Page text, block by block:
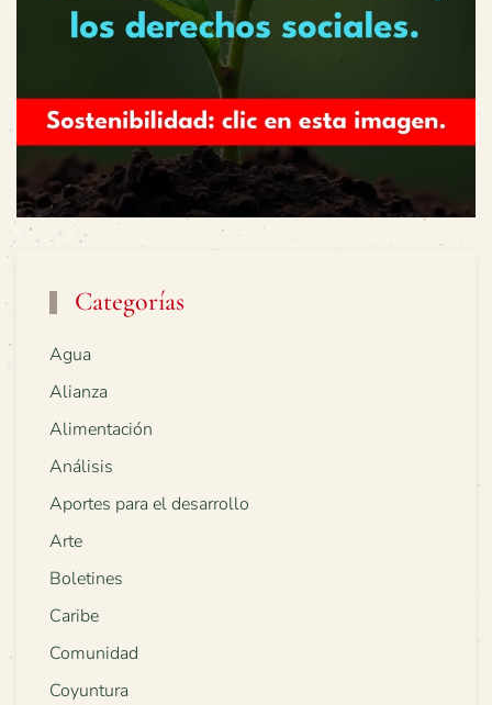
Categorías
Agua
Alianza
Alimentación
Análisis
Aportes para el desarrollo
Arte
Boletines
Caribe
Comunidad
Coyuntura